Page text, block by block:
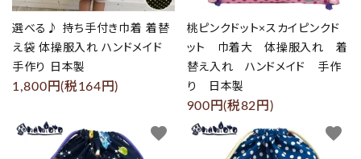
選べる♪ 持ち手付き巾着 着替
え袋 体操服入れ ハンドメイド
手作り 日本製
1,800円(税164円)
桃ピンクドット×スカイピンクド
ット 巾着大 体操服入れ 着
替え入れ ハンドメイド 手作
り 日本製
900円(税82円)
favorite favorite